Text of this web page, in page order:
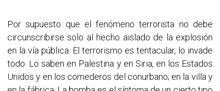
Por supuesto que el fenómeno terrorista no debe
circunscribirse solo al hecho aislado de la explosión
en la vía pública. El terrorismo es tentacular, lo invade
todo. Lo saben en Palestina y en Siria, en los Estados
Unidos y en los comederos del conurbano; en la villa y